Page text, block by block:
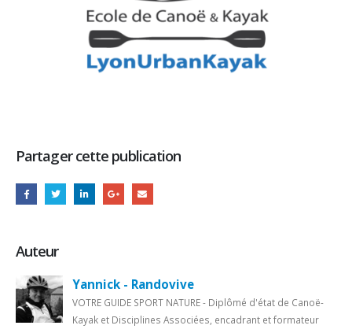
Partager cette publication
Auteur
Yannick - Randovive
VOTRE GUIDE SPORT NATURE - Diplômé d'état de Canoë-
Kayak et Disciplines Associées, encadrant et formateur